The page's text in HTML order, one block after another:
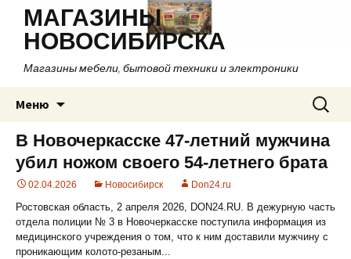
МАГАЗИНЫ
НОВОСИБИРСКА
Магазины мебели, бытовой техники и электроники
Меню
содержимому
Найти:
В Новочеркасске 47-летний мужчина
убил ножом своего 54-летнего брата
02.04.2026 Новосибирск Don24.ru
Ростовская область, 2 апреля 2026, DON24.RU. В дежурную часть
отдела полиции № 3 в Новочеркасске поступила информация из
медицинского учреждения о том, что к ним доставили мужчину с
проникающим колото-резаным...